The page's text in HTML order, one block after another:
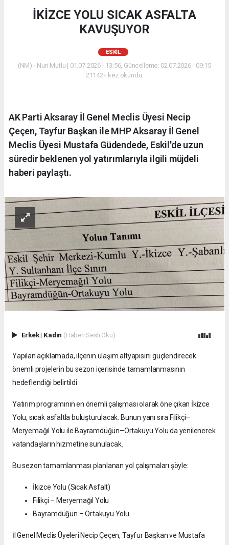
İKİZCE YOLU SICAK ASFALTA
KAVUŞUYOR
ESKİL
(NM) - Nuri Mutlu | 01.07.2026 - 13:56, Güncelleme: 02.07.2026 - 09:15
21142+ kez okundu.
AK Parti Aksaray İl Genel Meclis Üyesi Necip
Çeçen, Tayfur Başkan ile MHP Aksaray İl Genel
Meclis Üyesi Mustafa Güdendede, Eskil'de uzun
süredir beklenen yol yatırımlarıyla ilgili müjdeli
haberi paylaştı.
Erkek| Kadın (Haberi Sesli Oku)
Yapılan açıklamada, ilçenin ulaşım altyapısını güçlendirecek
önemli projelerin bu sezon içerisinde tamamlanmasının
hedeflendiği belirtildi.
Yatırım programının en önemli çalışması olarak öne çıkan İkizce
Yolu, sıcak asfaltla buluşturulacak. Bunun yanı sıra Filikçi–
Meryemağıl Yolu ile Bayramdüğün–Ortakuyu Yolu da yenilenerek
vatandaşların hizmetine sunulacak.
Bu sezon tamamlanması planlanan yol çalışmaları şöyle:
İkizce Yolu (Sıcak Asfalt)
Filikçi – Meryemağıl Yolu
Bayramdüğün – Ortakuyu Yolu
İl Genel Meclis Üyeleri Necip Çeçen, Tayfur Başkan ve Mustafa